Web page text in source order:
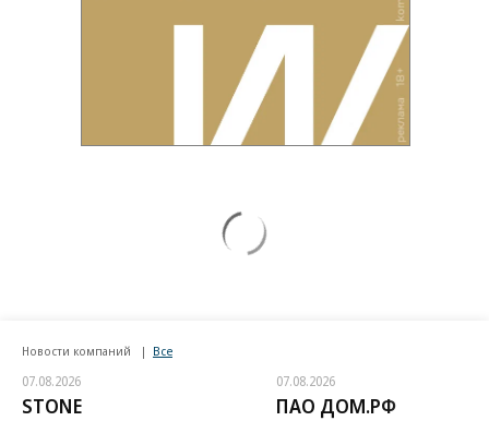
Новости компаний Все
07.08.2026
STONE
07.08.2026
ПАО ДОМ.РФ